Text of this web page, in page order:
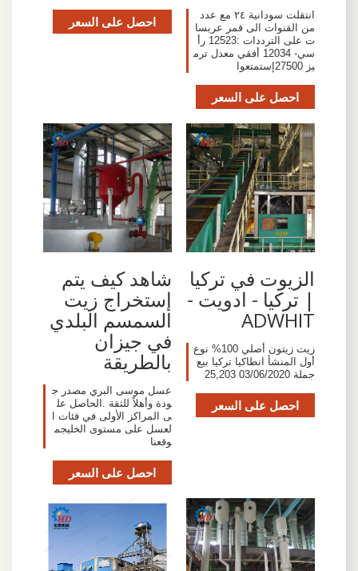
انتقلت سودانية ٢٤ مع عدد
من القنوات الى قمر عربسا
ت على الترددات :12523 رأ
سي- 12034 أفقي معدل ترم
يز 27500إستمتعوا
احصل على السعر
احصل على السعر
الزيوت في تركيا
| تركيا - ادويت -
ADWHIT
زيت زيتون أصلي 100% نوع
أول المنشأ انطاكيا تركيا بيع
جملة 03/06/2020 25,203
احصل على السعر
شاهد كيف يتم
إستخراج زيت
السمسم البلدي
في جيزان
بالطريقة
عسل موسى البري مصدر ج
ودة وأهلاً للثقة .الحاصل عل
ى المراكز الأولى في فئات ا
لعسل على مستوى الخليجم
وقعنا
احصل على السعر